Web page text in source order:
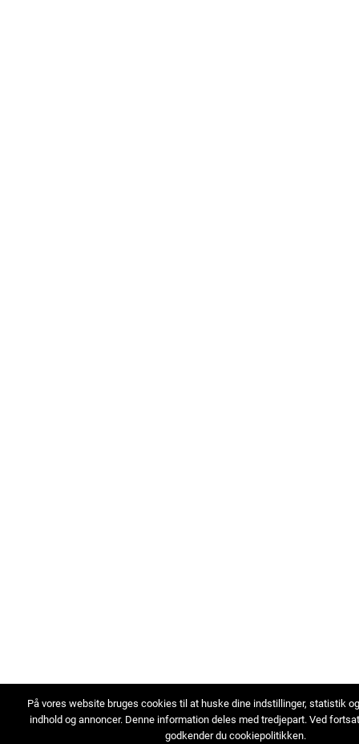
På vores website bruges cookies til at huske dine indstillinger, statistik
indhold og annoncer. Denne information deles med tredjepart. Ved
godkender du cookiepolitikken.